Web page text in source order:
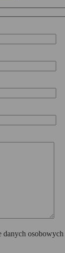
danych